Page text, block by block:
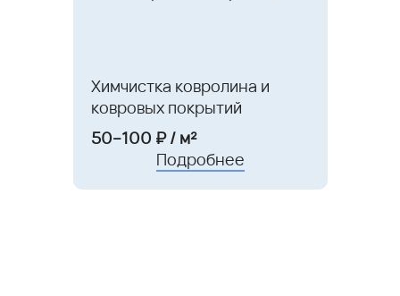
Химчистка ковролина и
ковровых покрытий
50–100 ₽ / м²
Подробнее